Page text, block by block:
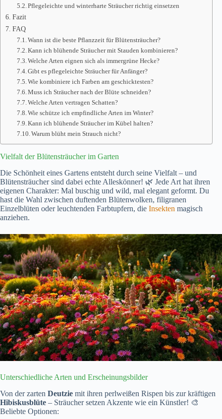
Pflegeleichte und winterharte Sträucher richtig einsetzen
Fazit
FAQ
Wann ist die beste Pflanzzeit für Blütensträucher?
Kann ich blühende Sträucher mit Stauden kombinieren?
Welche Arten eignen sich als immergrüne Hecke?
Gibt es pflegeleichte Sträucher für Anfänger?
Wie kombiniere ich Farben am geschicktesten?
Muss ich Sträucher nach der Blüte schneiden?
Welche Arten vertragen Schatten?
Wie schütze ich empfindliche Arten im Winter?
Kann ich blühende Sträucher im Kübel halten?
Warum blüht mein Strauch nicht?
Vielfalt der Blütensträucher im Garten
Die Schönheit eines Gartens entsteht durch seine Vielfalt – und
Blütensträucher sind dabei echte Alleskönner! 🌿 Jede Art hat ihren
eigenen Charakter: Mal buschig und wild, mal elegant geformt. Du
hast die Wahl zwischen duftenden Blütenwolken, filigranen
Einzelblüten oder leuchtenden Farbtupfern, die Insekten magisch
anziehen.
Unterschiedliche Arten und Erscheinungsbilder
Von der zarten Deutzie mit ihren perlweißen Rispen bis zur kräftigen
Hibiskusblüte – Sträucher setzen Akzente wie ein Künstler! 🎨
Beliebte Optionen: